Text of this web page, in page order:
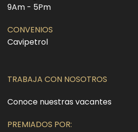
9Am - 5Pm
CONVENIOS
Cavipetrol
TRABAJA CON NOSOTROS
Conoce nuestras vacantes
PREMIADOS POR: